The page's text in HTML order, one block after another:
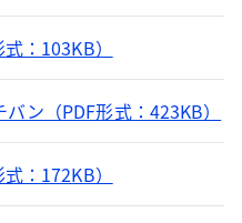
：103KB）
ン（PDF形式：423KB）
：172KB）